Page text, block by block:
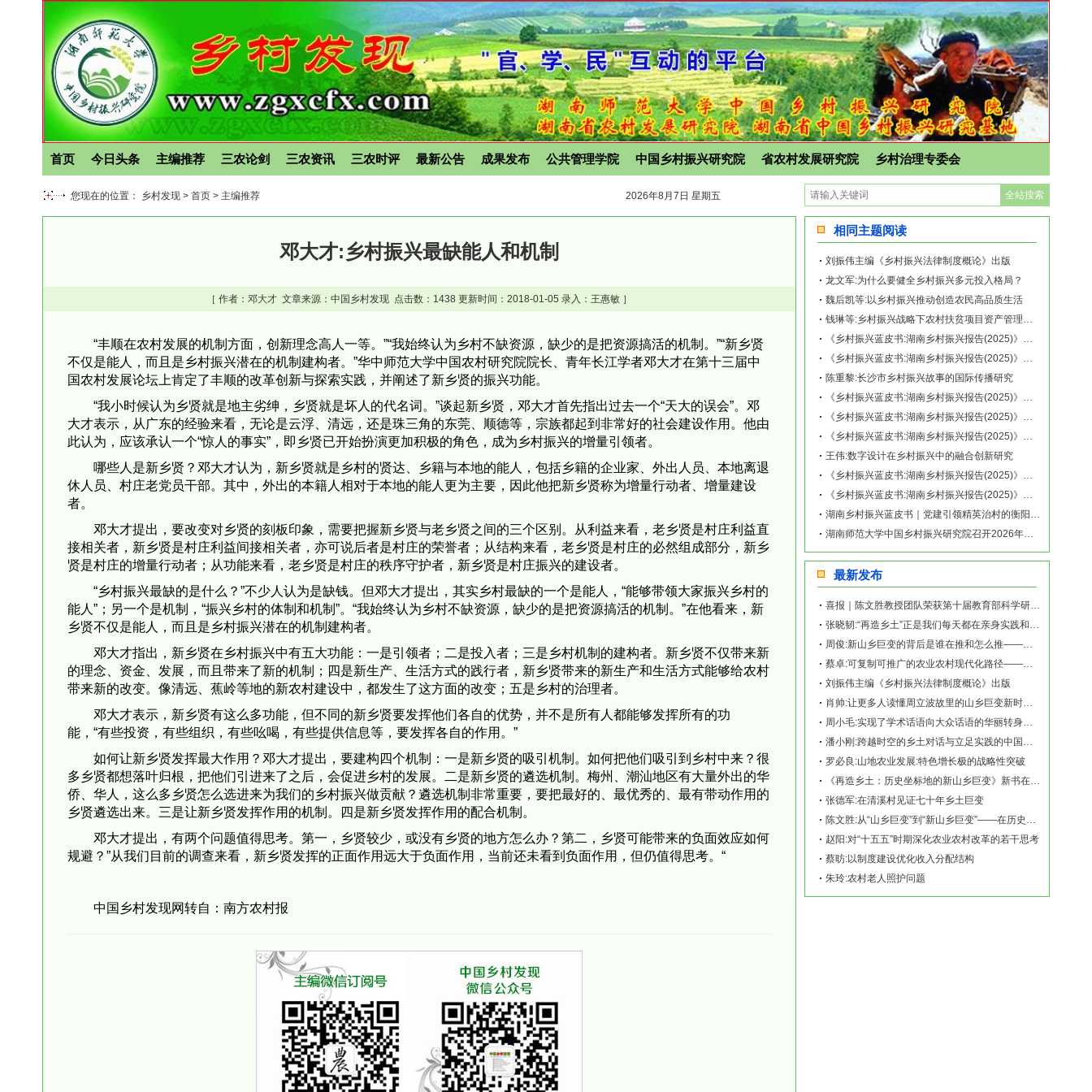
首页 今日头条 主编推荐 三农论剑 三农资讯 三农时评 最新公告 成果发布 公共管理学院 中国乡村振兴研究院 省农村发展研究院 乡村治理专委会
您现在的位置： 乡村发现 > 首页 > 主编推荐 2026年8月7日 星期五
邓大才:乡村振兴最缺能人和机制
［ 作者： 邓大才文章来源：中国乡村发现 点击数： 1438 更新时间：2018-01-05 录入：王惠敏 ］
“丰顺在农村发展的机制方面，创新理念高人一等。”“我始终认为乡村不缺资源，缺少的是把资源搞活的机制。”“新乡贤
不仅是能人，而且是乡村振兴潜在的机制建构者。”华中师范大学中国农村研究院院长、青年长江学者邓大才在第十三届中
国农村发展论坛上肯定了丰顺的改革创新与探索实践，并阐述了新乡贤的振兴功能。
“我小时候认为乡贤就是地主劣绅，乡贤就是坏人的代名词。”谈起新乡贤，邓大才首先指出过去一个“天大的误会”。邓
大才表示，从广东的经验来看，无论是云浮、清远，还是珠三角的东莞、顺德等，宗族都起到非常好的社会建设作用。他由
此认为，应该承认一个“惊人的事实”，即乡贤已开始扮演更加积极的角色，成为乡村振兴的增量引领者。
哪些人是新乡贤？邓大才认为，新乡贤就是乡村的贤达、乡籍与本地的能人，包括乡籍的企业家、外出人员、本地离退
休人员、村庄老党员干部。其中，外出的本籍人相对于本地的能人更为主要，因此他把新乡贤称为增量行动者、增量建设
者。
邓大才提出，要改变对乡贤的刻板印象，需要把握新乡贤与老乡贤之间的三个区别。从利益来看，老乡贤是村庄利益直
接相关者，新乡贤是村庄利益间接相关者，亦可说后者是村庄的荣誉者；从结构来看，老乡贤是村庄的必然组成部分，新乡
贤是村庄的增量行动者；从功能来看，老乡贤是村庄的秩序守护者，新乡贤是村庄振兴的建设者。
“乡村振兴最缺的是什么？”不少人认为是缺钱。但邓大才提出，其实乡村最缺的一个是能人，“能够带领大家振兴乡村的
能人”；另一个是机制，“振兴乡村的体制和机制”。“我始终认为乡村不缺资源，缺少的是把资源搞活的机制。”在他看来，新
乡贤不仅是能人，而且是乡村振兴潜在的机制建构者。
邓大才指出，新乡贤在乡村振兴中有五大功能：一是引领者；二是投入者；三是乡村机制的建构者。新乡贤不仅带来新
的理念、资金、发展，而且带来了新的机制；四是新生产、生活方式的践行者，新乡贤带来的新生产和生活方式能够给农村
带来新的改变。像清远、蕉岭等地的新农村建设中，都发生了这方面的改变；五是乡村的治理者。
邓大才表示，新乡贤有这么多功能，但不同的新乡贤要发挥他们各自的优势，并不是所有人都能够发挥所有的功
能，“有些投资，有些组织，有些吆喝，有些提供信息等，要发挥各自的作用。”
如何让新乡贤发挥最大作用？邓大才提出，要建构四个机制：一是新乡贤的吸引机制。如何把他们吸引到乡村中来？很
多乡贤都想落叶归根，把他们引进来了之后，会促进乡村的发展。二是新乡贤的遴选机制。梅州、潮汕地区有大量外出的华
侨、华人，这么多乡贤怎么选进来为我们的乡村振兴做贡献？遴选机制非常重要，要把最好的、最优秀的、最有带动作用的
乡贤遴选出来。三是让新乡贤发挥作用的机制。四是新乡贤发挥作用的配合机制。
邓大才提出，有两个问题值得思考。第一，乡贤较少，或没有乡贤的地方怎么办？第二，乡贤可能带来的负面效应如何
规避？”从我们目前的调查来看，新乡贤发挥的正面作用远大于负面作用，当前还未看到负面作用，但仍值得思考。“
中国乡村发现网转自：南方农村报
相同主题阅读
刘振伟主编《乡村振兴法律制度概论》出版
龙文军:为什么要健全乡村振兴多元投入格局？
魏后凯等:以乡村振兴推动创造农民高品质生活
钱琳等:乡村振兴战略下农村扶贫项目资产管理与运营——以K村为例
《乡村振兴蓝皮书:湖南乡村振兴报告(2025)》｜2025年湖南乡村振兴研究报告
《乡村振兴蓝皮书:湖南乡村振兴报告(2025)》｜湖南粮食安全政治责任与种粮效益
陈重黎:长沙市乡村振兴故事的国际传播研究 ​
《乡村振兴蓝皮书:湖南乡村振兴报告(2025)》｜湖南盘活利用闲置农房促进乡村全
《乡村振兴蓝皮书:湖南乡村振兴报告(2025)》｜积分制推动新内生发展的新化县油
《乡村振兴蓝皮书:湖南乡村振兴报告(2025)》｜数字技术赋能乡村振兴的岳阳市麻
王伟:数字设计在乡村振兴中的融合创新研究
《乡村振兴蓝皮书:湖南乡村振兴报告(2025)》｜辣椒产业特色发展的湘阴县文谊新
《乡村振兴蓝皮书:湖南乡村振兴报告(2025)》｜多元协同推进乡村振兴的隆回县向
湖南乡村振兴蓝皮书｜党建引领精英治村的衡阳县梅花村案例
湖南师范大学中国乡村振兴研究院召开2026年新春团拜会
最新发布
喜报｜陈文胜教授团队荣获第十届教育部科学研究优秀成果奖（人文社会科学）
张晓韧:“再造乡土”正是我们每天都在亲身实践和探索的事业——《再造乡土:历史坐标地的
周俊:新山乡巨变的背后是谁在推和怎么推——《再造乡土:历史坐标地的新山乡巨变》新书发
蔡卓:可复制可推广的农业农村现代化路径——《再造乡土:历史坐标地的新山乡巨变》新书发
刘振伟主编《乡村振兴法律制度概论》出版
肖帅:让更多人读懂周立波故里的山乡巨变新时代故事——《再造乡土:历史坐标地的新山乡巨
周小毛:实现了学术话语向大众话语的华丽转身——《再造乡土:历史坐标地的新山乡巨变》新
潘小刚:跨越时空的乡土对话与立足实践的中国故事——《再造乡土:历史坐标地的新山乡巨变
罗必良:山地农业发展:特色增长极的战略性突破
《再造乡土：历史坐标地的新山乡巨变》新书在赫山清溪村首发
张德军:在清溪村见证七十年乡土巨变
陈文胜:从“山乡巨变”到“新山乡巨变”——在历史坐标地观察中国乡村现代化
赵阳:对“十五五”时期深化农业农村改革的若干思考
蔡昉:以制度建设优化收入分配结构
朱玲:农村老人照护问题